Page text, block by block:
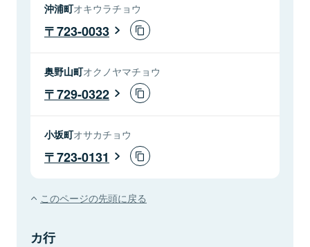
沖浦町オキウラチョウ
723-0033
奥野山町オクノヤマチョウ
729-0322
小坂町オサカチョウ
723-0131
このページの先頭に戻る
カ行